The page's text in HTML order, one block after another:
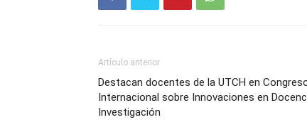
Artículo anterior
Destacan docentes de la UTCH en
Internacional sobre Innovaciones en
Investigación